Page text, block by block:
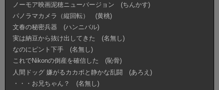
ノーモア映画泥穂ニューバージョン (ちんかす)
パノラマカメラ（縦回転） (黄桃)
文春の秘密兵器 (ハンニバル)
実は納豆から抜け出してきた (名無し)
なのにピント下手 (名無し)
これでNikonの倒産を確信した (恥骨)
人間ドッグ 嫌がるカカポと静かな乱闘 (あろえ)
・・・お兄ちゃん？ (名無し)